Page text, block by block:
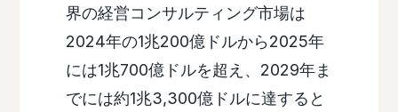
界の経営コンサルティング市場は
2024年の1兆200億ドルから2025年
には1兆700億ドルを超え、2029年ま
でには約1兆3,300億ドルに達すると